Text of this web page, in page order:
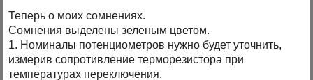
Теперь о моих сомнениях.
Сомнения выделены зеленым цветом.
1. Номиналы потенциометров нужно будет уточнить,
измерив сопротивление терморезистора при
температурах переключения.